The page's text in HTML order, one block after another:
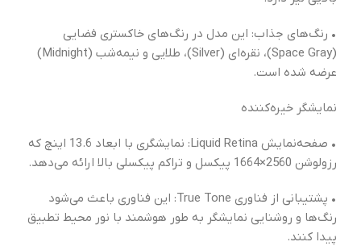
• رنگ‌های جذاب: این مدل در رنگ‌های خاکستری فضایی
(Space Gray)، نقره‌ای (Silver)، طلایی و نیمه‌شب (Midnight)
عرضه شده است.
نمایشگر خیره‌کننده
• صفحه‌نمایش Liquid Retina: نمایشگری با ابعاد 13.6 اینچ که
رزولوشن 2560×1664 پیکسل و تراکم پیکسلی بالا ارائه می‌دهد.
• پشتیبانی از فناوری True Tone: این فناوری باعث می‌شود
رنگ‌ها و روشنایی نمایشگر به طور هوشمند با نور محیط تطبیق
پیدا کنند.